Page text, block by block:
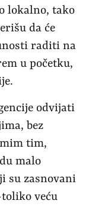
lokalno, tako
da će
raditi na
u početku,
odvijati
bez
tim,
malo
su zasnovani
veću